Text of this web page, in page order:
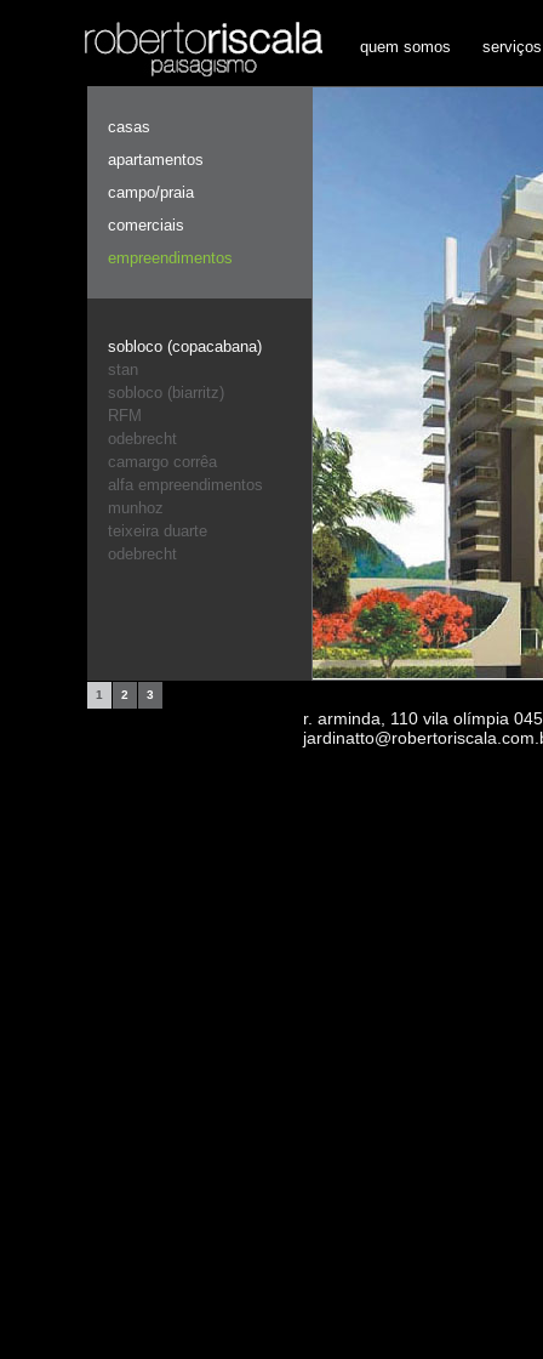
quem somos serviços
casas
apartamentos
campo/praia
comerciais
empreendimentos
sobloco (copacabana)
stan
sobloco (biarritz)
RFM
odebrecht
camargo corrêa
alfa empreendimentos
munhoz
teixeira duarte
odebrecht
1 2 3
r. arminda, 110 vila olímpia